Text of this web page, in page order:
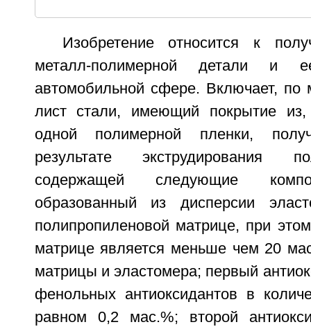
Изобретение относится к
металл-полимерной детали и
автомобильной сфере. Включает,
лист стали, имеющий покрытие
одной полимерной пленки,
результате экструдирования
содержащей следующие
образованный из дисперсии
полипропиленовой матрице, при
матрице является меньше чем 20
матрицы и эластомера; первый
фенольных антиоксидантов в
равном 0,2 мас.%; второй